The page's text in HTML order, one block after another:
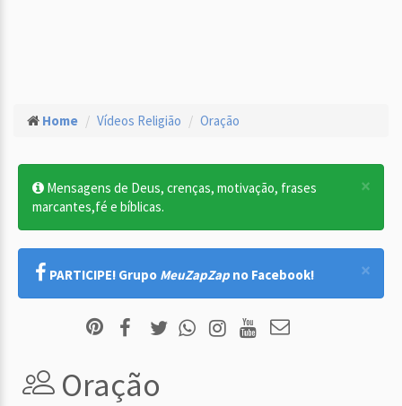
Home Vídeos Religião Oração
×
Mensagens de Deus, crenças, motivação, frases
marcantes,fé e bíblicas.
×
PARTICIPE! Grupo MeuZapZap no Facebook!
Oração